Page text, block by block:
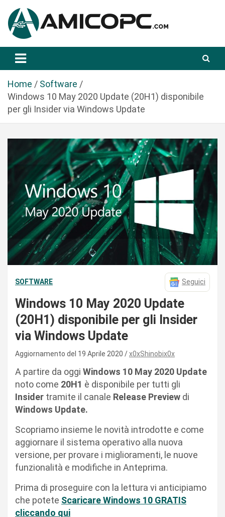
a
Amicopc.com
Home
Software
Windows 10 May 2020 Update (20H1) disponibile
per gli Insider via Windows Update
SOFTWARE Seguici
Windows 10 May 2020 Update
(20H1) disponibile per gli Insider
via Windows Update
Aggiornamento del 19 Aprile 2020 x0xShinobix0x
A partire da oggi Windows 10 May 2020 Update
noto come 20H1 è disponibile per tutti gli
Insider tramite il canale Release Preview di
Windows Update.
Scopriamo insieme le novità introdotte e come
aggiornare il sistema operativo alla nuova
versione, per provare i miglioramenti, le nuove
funzionalità e modifiche in Anteprima.
Prima di proseguire con la lettura vi anticipiamo
che potete Scaricare Windows 10 GRATIS
cliccando qui